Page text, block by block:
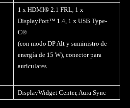
1 x HDMI® 2.1 FRL, 1 x
DisplayPort™ 1.4, 1 x USB Type-
C®
(con modo DP Alt y suministro de
energía de 15 W), conector para
auriculares
DisplayWidget Center, Aura Sync